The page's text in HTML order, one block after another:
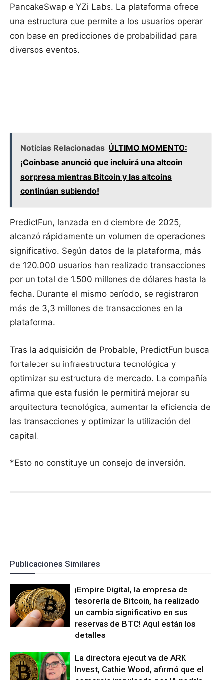
PancakeSwap e YZi Labs. La plataforma ofrece
una estructura que permite a los usuarios operar
con base en predicciones de probabilidad para
diversos eventos.
Noticias Relacionadas ÚLTIMO MOMENTO:
¡Coinbase anunció que incluirá una altcoin
sorpresa mientras Bitcoin y las altcoins
continúan subiendo!
PredictFun, lanzada en diciembre de 2025,
alcanzó rápidamente un volumen de operaciones
significativo. Según datos de la plataforma, más
de 120.000 usuarios han realizado transacciones
por un total de 1.500 millones de dólares hasta la
fecha. Durante el mismo período, se registraron
más de 3,3 millones de transacciones en la
plataforma.
Tras la adquisición de Probable, PredictFun busca
fortalecer su infraestructura tecnológica y
optimizar su estructura de mercado. La compañía
afirma que esta fusión le permitirá mejorar su
arquitectura tecnológica, aumentar la eficiencia de
las transacciones y optimizar la utilización del
capital.
*Esto no constituye un consejo de inversión.
Publicaciones Similares
¡Empire Digital, la empresa de
tesorería de Bitcoin, ha realizado
un cambio significativo en sus
reservas de BTC! Aquí están los
detalles
La directora ejecutiva de ARK
Invest, Cathie Wood, afirmó que el